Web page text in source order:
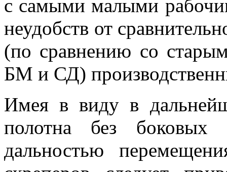
с самыми малыми
неудобств от
(по сравнению со
БМ и СД)
Имея в виду в
полотна без
дальностью